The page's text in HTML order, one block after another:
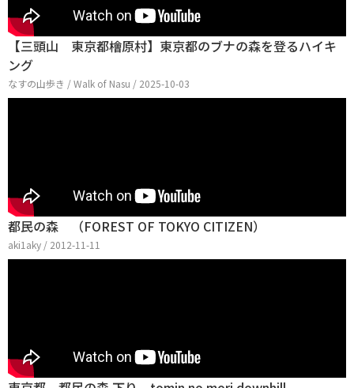
【三頭山 東京都檜原村】東京都のブナの森を登るハイキ
ング
なすの山歩き / Walk of Nasu / 2025-10-03
都民の森 （FOREST OF TOKYO CITIZEN）
aki1aky / 2012-11-11